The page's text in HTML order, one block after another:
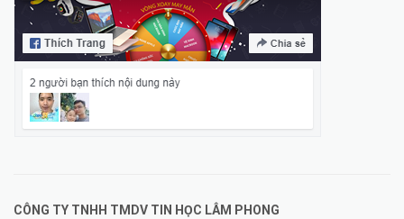
CÔNG TY TNHH TMDV TIN HỌC LÂM PHONG